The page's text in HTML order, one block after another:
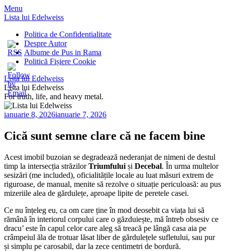
Menu
Lista lui Edelweiss
Politica de Confidentialitate
Despre Autor
Albume de Pus in Rama
Politică Fișiere Cookie
Lista lui Edelweiss
Lista lui Edelweiss
For truth, life, and heavy metal.
ianuarie 8, 2026ianuarie 7, 2026
Cică sunt semne clare că ne facem bine
Acest imobil buzoian se degradează nederanjat de nimeni de destul
timp la intersecția străzilorTriumfului și Decebal. În urma multelor
sesizări (me included), oficialitățile locale au luat măsuri extrem de
riguroase, de manual, menite să rezolve o situație periculoasă: au pus
mizeriile alea de gărdulețe, aproape lipite de peretele casei.
Ce nu înțeleg eu, ca om care ține în mod deosebit ca viața lui să
rămână în interiorul corpului care o găzduiește, mă întreb obsesiv ce
dracu’ este în capul celor care aleg să treacă pe lângă casa aia pe
crâmpeiul ăla de trotuar lăsat liber de gărdulețele sufletului, sau pur
și simplu pe carosabil, dar la zece centimetri de bordură.